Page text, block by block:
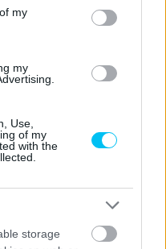
my
my
Use,
of my
with the
storage
-